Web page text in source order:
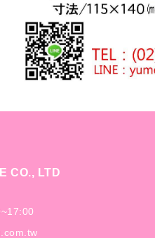
CO., LTD